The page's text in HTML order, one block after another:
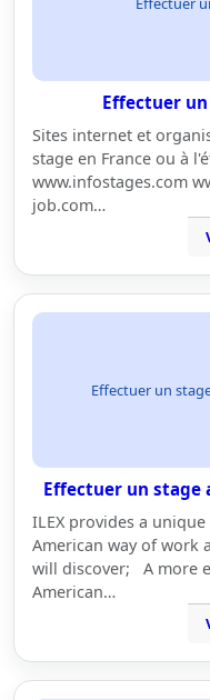
Effectuer
Sites internet et
stage en France ou à
www.infostages.com
job.com…
Effectuer un
Effectuer un stage
ILEX provides a
American way of work
will discover; A more
American…